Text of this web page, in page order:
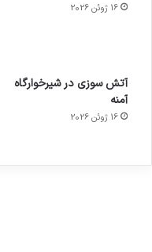
16 ژوئن 2026
آتش سوزی در شیرخوارگاه
آمنه
16 ژوئن 2026